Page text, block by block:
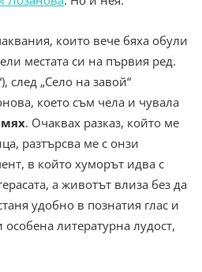
които вече бяха обули
местата си на първия ред.
след „Село на завой“
което съм чела и чувала
. Очаквах разказ, който ме
разтърсва ме с онзи
в който хуморът идва с
а животът влиза без да
удобно в познатия глас и
особена литературна лудост,